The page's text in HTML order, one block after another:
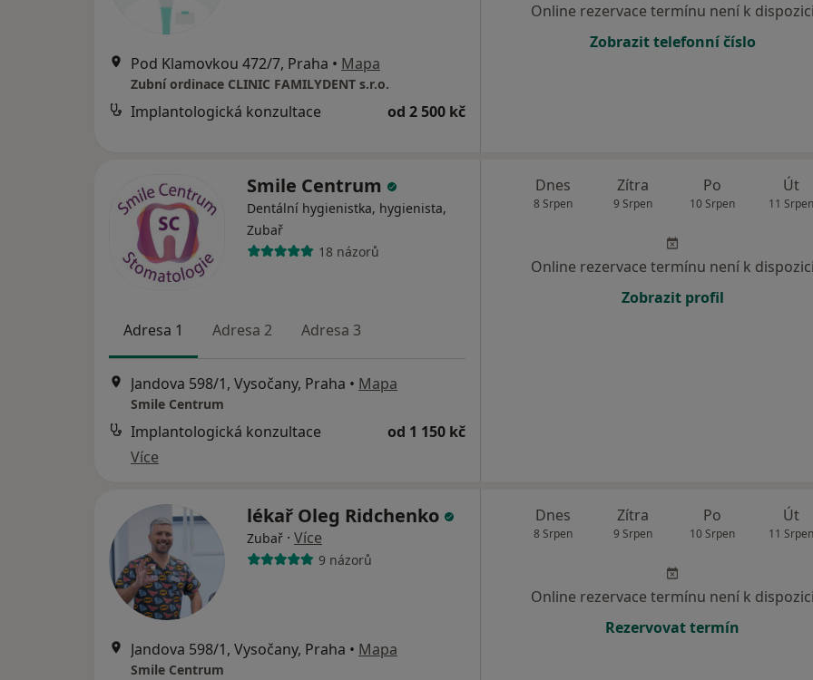
Pod Klamovkou 472/7, Praha • Mapa
Zubní ordinace CLINIC FAMILYDENT s.r.o.
Implantologická konzultace od 2 500 kč
Online rezervace termínu není k dispozici
Zobrazit telefonní číslo
Smile Centrum
Dentální hygienistka, hygienista,
Zubař
18 názorů
Adresa 1 Adresa 2 Adresa 3
Jandova 598/1, Vysočany, Praha • Mapa
Smile Centrum
Implantologická konzultace
od 1 150 kč
Více
Dnes
8 Srpen
Zítra
9 Srpen
Po
10 Srpen
Út
11 Srpen
Online rezervace termínu není k dispozici
Zobrazit profil
lékař Oleg Ridchenko
Zubař · Více
9 názorů
Jandova 598/1, Vysočany, Praha • Mapa
Smile Centrum
Dnes
8 Srpen
Zítra
9 Srpen
Po
10 Srpen
Út
11 Srpen
Online rezervace termínu není k dispozici
Rezervovat termín